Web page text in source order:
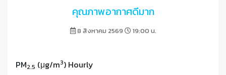
คุณภาพอากาศดีมาก
8 สิงหาคม 2569 19:00 น.
PM2.5 (μg/m3) Hourly